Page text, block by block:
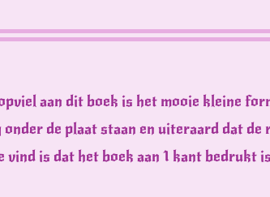
aan dit boek is het mooie kleine
de plaat staan en uiteraard dat
vind is dat het boek aan 1 kant bedrukt